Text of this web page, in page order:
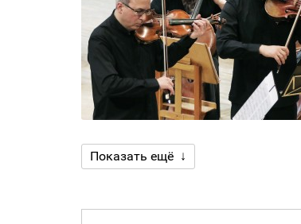
Показать ещё ↓